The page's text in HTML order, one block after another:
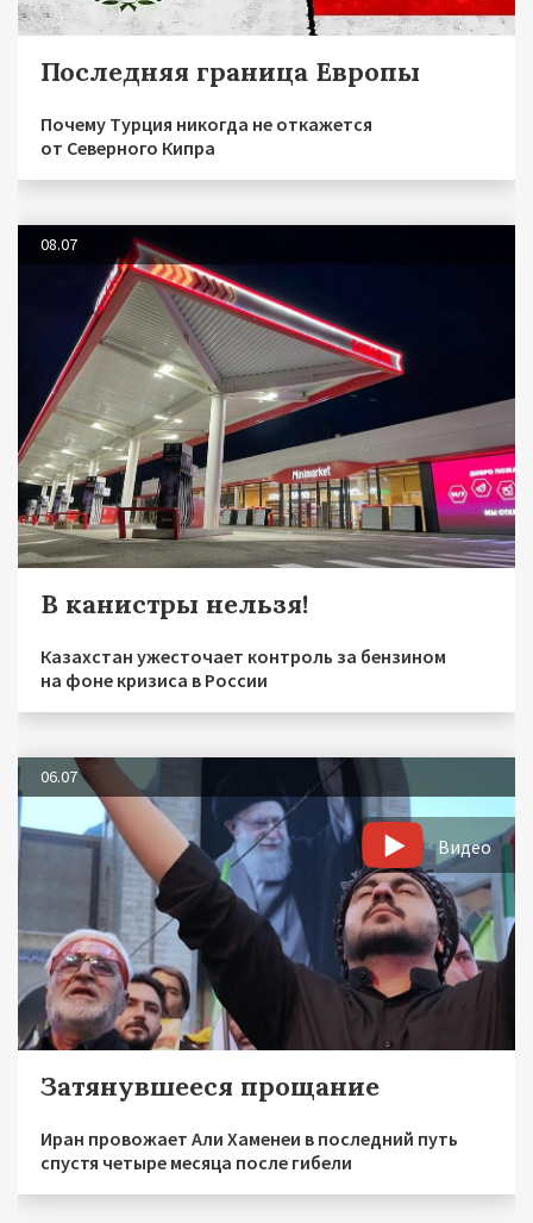
Последняя граница Европы
Почему Турция никогда не откажется
от Северного Кипра
08.07
В канистры нельзя!
Казахстан ужесточает контроль за бензином
на фоне кризиса в России
06.07
Видео
Затянувшееся прощание
Иран провожает Али Хаменеи в последний путь
спустя четыре месяца после гибели